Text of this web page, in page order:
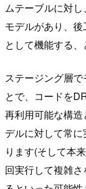
ムテーブルに対
モデルがあり、
として機能する、
ステージング層
とで、コードを
再利用可能な構
デルに対して常
ります(そして本
回実行して複雑